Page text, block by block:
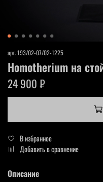
арт.193/02-07/02-1225
Homotherium на
24 900 ₽
В избранное
Добавить в сравнение
Описание